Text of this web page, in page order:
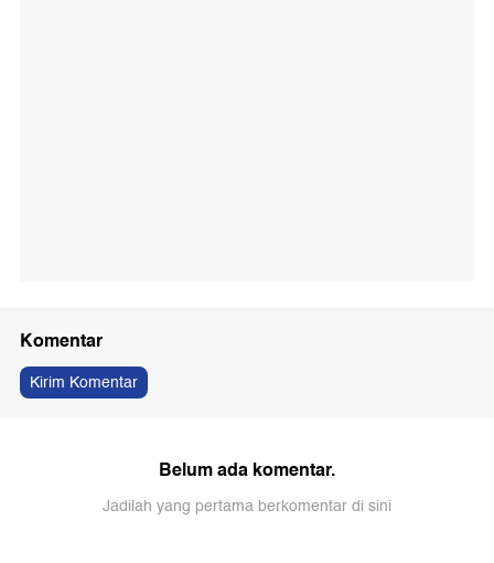
Komentar
Kirim Komentar
Belum ada komentar.
Jadilah yang pertama berkomentar di sini